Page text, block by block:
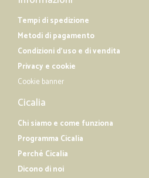
Tempi di spedizione
Metodi di pagamento
Condizioni d'uso e di vendita
Privacy e cookie
Cookie banner
Cicalia
Chi siamo e come funziona
Programma Cicalia
Perché Cicalia
Dicono di noi